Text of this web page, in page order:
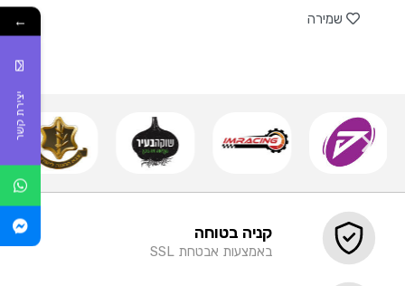
שמירה
קניה בטוחה
באמצעות אבטחת SSL
←
יצירת קשר